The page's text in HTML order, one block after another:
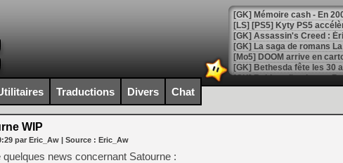
[Mo5] DOOM arrive en
[GK] Bethesda fête les 30
[GK] Roblox : l'action en
[GK] Agenda - GeForce
[LS] [PS5] ps5-y2jb-
Traductions Divers Chat
WIP
par Eric_Aw | Source : Eric_Aw
news concernant Satourne :